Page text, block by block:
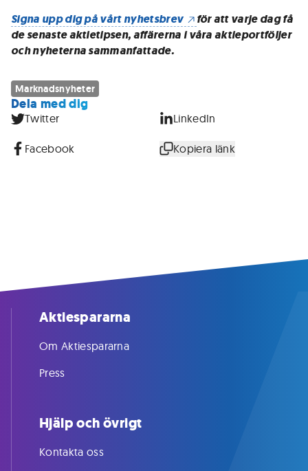
Signa upp dig på vårt nyhetsbrev
för att varje dag få
de senaste aktietipsen, affärerna i våra aktieportföljer
och nyheterna sammanfattade.
Marknadsnyheter
Dela med dig
Twitter LinkedIn
Facebook Kopiera länk
Aktiespararna
Om Aktiespararna
Press
Hjälp och övrigt
Kontakta oss